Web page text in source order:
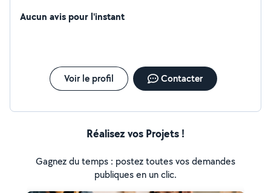
Aucun avis pour l'instant
Voir le profil Contacter
Réalisez vos Projets !
Gagnez du temps : postez toutes vos demandes
publiques en un clic.